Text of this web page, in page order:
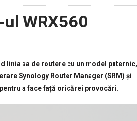
WRX560
linia sa de routere cu un model puternic,
Synology Router Manager (SRM) și
a face față oricărei provocări.